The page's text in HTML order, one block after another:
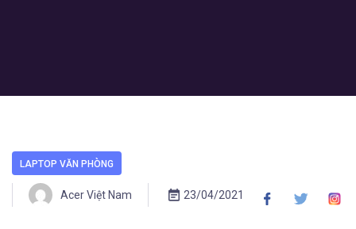
LAPTOP VĂN PHÒNG
Acer Việt Nam 23/04/2021